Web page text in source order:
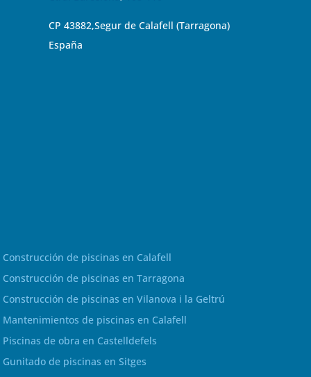
CP 43882,Segur de Calafell (Tarragona)
España
Construcción de piscinas en Calafell
Construcción de piscinas en Tarragona
Construcción de piscinas en Vilanova i la Geltrú
Mantenimientos de piscinas en Calafell
Piscinas de obra en Castelldefels
Gunitado de piscinas en Sitges